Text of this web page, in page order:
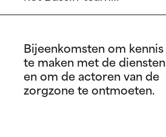
het.
Bijeenkomsten om kennis
te maken met de diensten
en om de actoren van de
zorgzone te ontmoeten.